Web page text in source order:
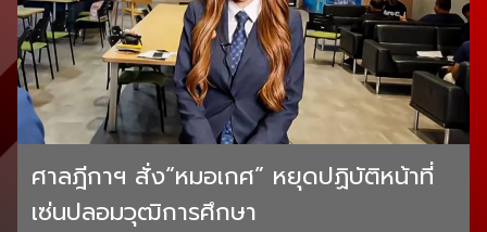
ศาลฎีกาฯ สั่ง“หมอเกศ” หยุดปฏิบัติหน้าที่
เซ่นปลอมวุฒิการศึกษา